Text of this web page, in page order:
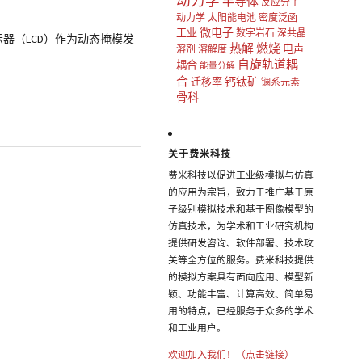
（LCD）作为动态掩模发
动力学 太阳能电池 密度泛函
工业 微电子 数字岩石 深共晶
溶剂 溶解度 热解燃烧 电声
耦合 能量分解 自旋轨道耦
合迁移率钙钛矿 镧系元素
骨科
关于费米科技
费米科技以促进工业级模拟与仿真
的应用为宗旨，致力于推广基于原
子级别模拟技术和基于图像模型的
仿真技术，为学术和工业研究机构
提供研发咨询、软件部署、技术攻
关等全方位的服务。费米科技提供
的模拟方案具有面向应用、模型新
颖、功能丰富、计算高效、简单易
用的特点，已经服务于众多的学术
和工业用户。
欢迎加入我们！（点击链接）